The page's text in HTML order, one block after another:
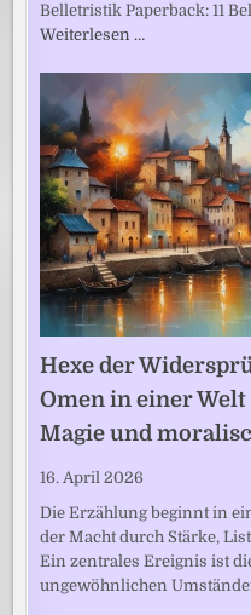
Belletristik Paperback: 11
Weiterlesen …
Hexe der
Omen in einer
Magie und
16. April 2026
Die Erzählung beginnt in
der Macht durch Stärke,
Ein zentrales Ereignis ist
ungewöhnlichen